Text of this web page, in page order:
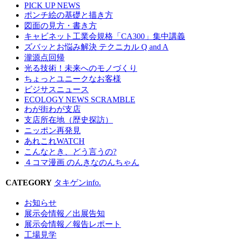
PICK UP NEWS
ポンチ絵の基礎と描き方
図面の見方・書き方
キャビネット工業会規格「CA300」集中講義
ズバッとお悩み解決 テクニカル Q and A
瀧源点回帰
光る技術！未来へのモノづくり
ちょっとユニークなお客様
ビジサスニュース
ECOLOGY NEWS SCRAMBLE
わが街わが支店
支店所在地（歴史探訪）
ニッポン再発見
あれこれWATCH
こんなとき、どう言うの?
４コマ漫画 のんきなのんちゃん
CATEGORY タキゲンinfo.
お知らせ
展示会情報／出展告知
展示会情報／報告レポート
工場見学